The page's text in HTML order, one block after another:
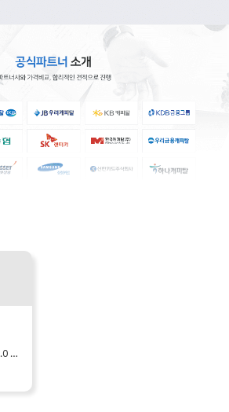
2025년형 5도어 가솔린 2.0 Cooper S Favoured 5 Door